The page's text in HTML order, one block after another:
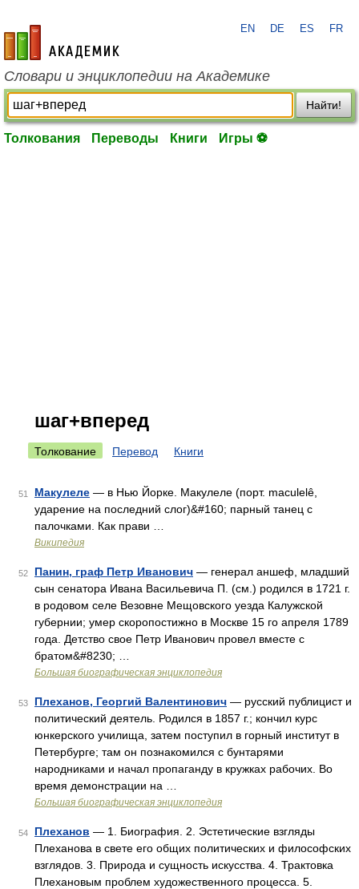
academic.ru
EN DE ES FR
Словари и энциклопедии на Академике
Найти!
Толкования Переводы Книги Игры ⚽
шаг+вперед
Толкование Перевод Книги
51 Макулеле — в Нью Йорке. Макулеле (порт. maculelê,
ударение на последний слог)&#160; парный танец с
палочками. Как прави …
Википедия
52 Панин, граф Петр Иванович — генерал аншеф, младший
сын сенатора Ивана Васильевича П. (см.) родился в 1721 г.
в родовом селе Везовне Мещовского уезда Калужской
губернии; умер скоропостижно в Москве 15 го апреля 1789
года. Детство свое Петр Иванович провел вместе с
братом&#8230; …
Большая биографическая энциклопедия
53 Плеханов, Георгий Валентинович — русский публицист и
политический деятель. Родился в 1857 г.; кончил курс
юнкерского училища, затем поступил в горный институт в
Петербурге; там он познакомился с бунтарями
народниками и начал пропаганду в кружках рабочих. Во
время демонстрации на …
Большая биографическая энциклопедия
54 Плеханов — 1. Биография. 2. Эстетические взгляды
Плеханова в свете его общих политических и философских
взглядов. 3. Природа и сущность искусства. 4. Трактовка
Плехановым проблем художественного процесса. 5.